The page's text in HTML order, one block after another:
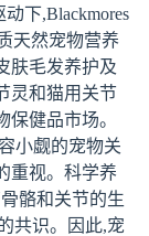
下,Blackmores
天然宠物营养
肤毛发养护及
灵和猫用关节
健品市场。
小觑的宠物关
重视。科学养
骼和关节的生
共识。因此,宠